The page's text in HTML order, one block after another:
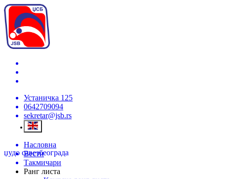
Устаничка 125
0642709094
sekretar@jsb.rs
џудо савезбеограда
Насловна
Вести
Такмичари
Ранг листа